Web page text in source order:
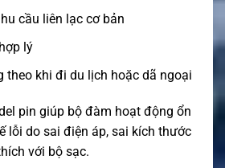
cầu liên lạc cơ bản
lý
theo khi đi du lịch hoặc dã ngoại
pin giúp bộ đàm hoạt động ổn
lỗi do sai điện áp, sai kích thước
với bộ sạc.